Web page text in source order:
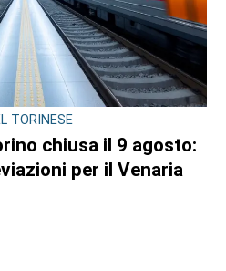
TORINESE
chiusa il 9 agosto:
per il Venaria